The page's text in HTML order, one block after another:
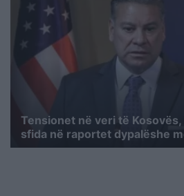
Tensionet në veri të Kosovës,
sfida në raportet dypalëshe